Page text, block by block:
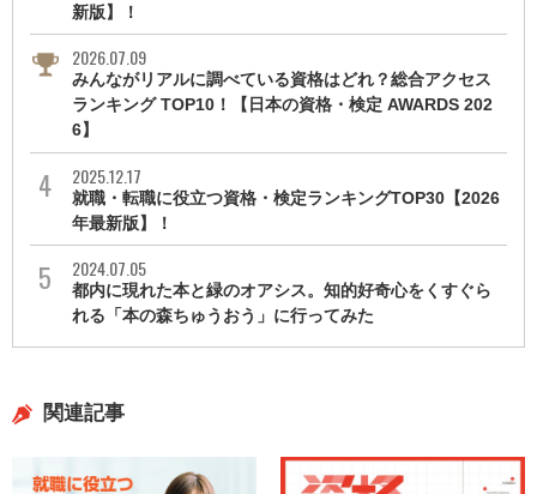
新版】！
2026.07.09
みんながリアルに調べている資格はどれ？総合アクセス
ランキング TOP10！【日本の資格・検定 AWARDS 202
6】
2025.12.17
就職・転職に役立つ資格・検定ランキングTOP30【2026
年最新版】！
2024.07.05
都内に現れた本と緑のオアシス。知的好奇心をくすぐら
れる「本の森ちゅうおう」に行ってみた
関連記事